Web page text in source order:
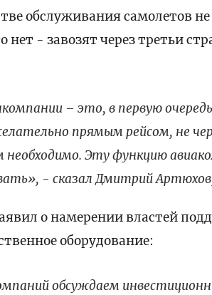
обслуживания самолетов
нет - завозят через третьи
– это, в первую
прямым рейсом, не
необходимо. Эту функцию
- сказал Дмитрий
о намерении властей
оборудование:
обсуждаем